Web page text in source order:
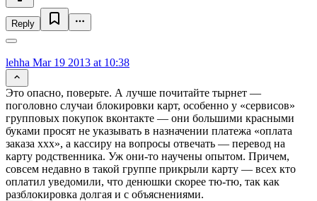
Reply
lehha Mar 19 2013 at 10:38
Это опасно, поверьте. А лучше почитайте тырнет —
поголовно случаи блокировки карт, особенно у «сервисов»
групповых покупок вконтакте — они большими красными
буками просят не указывать в назначении платежа «оплата
заказа ххх», а кассиру на вопросы отвечать — перевод на
карту родственника. Уж они-то научены опытом. Причем,
совсем недавно в такой группе прикрыли карту — всех кто
оплатил уведомили, что денюшки скорее тю-тю, так как
разблокировка долгая и с объяснениями.